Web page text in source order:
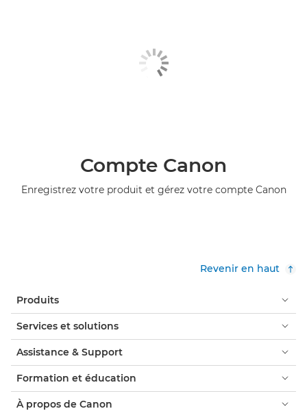
Compte Canon
Enregistrez votre produit et gérez votre compte Canon
Revenir en haut
Produits
Services et solutions
Assistance & Support
Formation et éducation
À propos de Canon